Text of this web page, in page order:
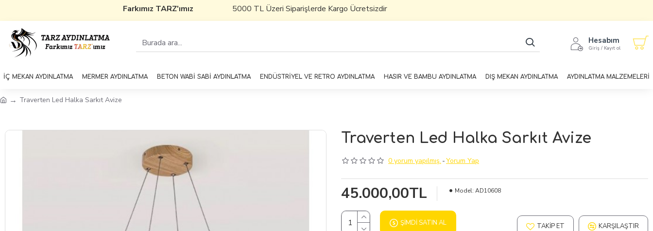
Farkımız TARZ'ımız5000 TL Üzeri Siparişlerde Kargo Ücretsizdir
Hesabım
Giriş / Kayıt ol
İÇ MEKAN AYDINLATMA MERMER AYDINLATMA BETON WABİ SABİ AYDINLATMA ENDÜSTRİYEL VE RETRO AYDINLATMA HASIR VE BAMBU AYDINLATMA DIŞ MEKAN AYDINLATMA AYDINLATMA MALZEMELERİ
Traverten Led Halka Sarkıt Avize
Traverten Led Halka Sarkıt Avize
0 yorum yapılmış. -Yorum Yap
45.000,00TL Model: AD10608
ŞIMDI SATIN AL TAKIP ET KARŞILAŞTIR